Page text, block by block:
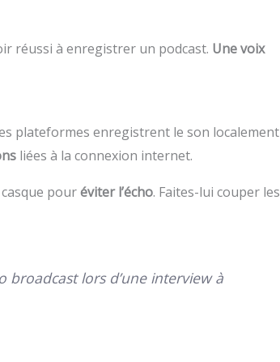
réussi à enregistrer un podcast. Une voix
plateformes enregistrent le son localement
liées à la connexion internet.
pouréviter l’écho. Faites-lui couper les
broadcast lors d’une interview à